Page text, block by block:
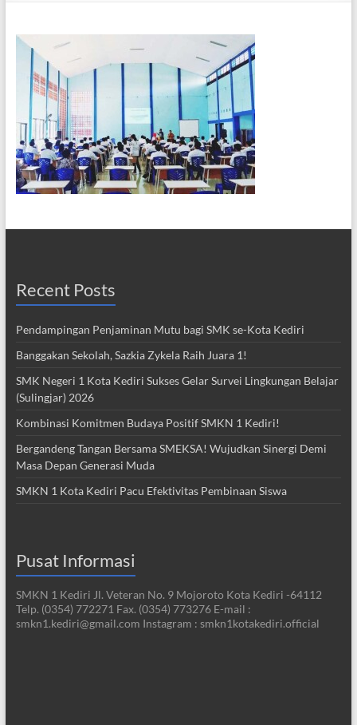
Recent Posts
Pendampingan Penjaminan Mutu bagi SMK se-Kota Kediri
Banggakan Sekolah, Sazkia Zykela Raih Juara 1!
SMK Negeri 1 Kota Kediri Sukses Gelar Survei Lingkungan Belajar
(Sulingjar) 2026
Kombinasi Komitmen Budaya Positif SMKN 1 Kediri!
Bergandeng Tangan Bersama SMEKSA! Wujudkan Sinergi Demi
Masa Depan Generasi Muda
SMKN 1 Kota Kediri Pacu Efektivitas Pembinaan Siswa
Pusat Informasi
SMKN 1 Kediri Jl. Veteran No. 9 Mojoroto Kota Kediri -64112
Telp. (0354) 772271 Fax. (0354) 773276 E-mail :
smkn1.kediri@gmail.com Instagram : smkn1kotakediri.official